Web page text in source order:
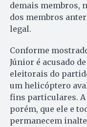
demais membros,
dos membros
legal.
Conforme
Júnior é acusado
eleitorais do
um helicóptero
fins particulares. A
porém, que ele e
permanecem